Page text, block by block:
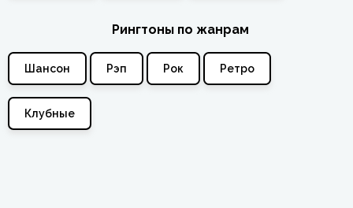
Рингтоны по жанрам
Шансон Рэп Рок Ретро
Клубные